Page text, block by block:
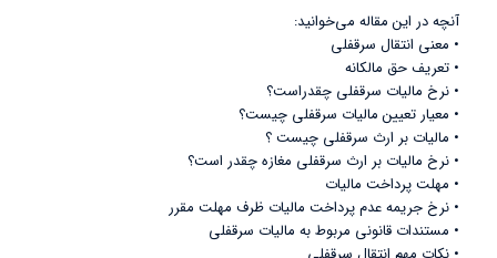
آنچه در این مقاله می‌خوانید:
• معنی انتقال سرقفلی
• تعریف حق مالکانه
• نرخ مالیات سرقفلی چقدراست؟
• معیار تعیین مالیات سرقفلی چیست؟
• مالیات بر ارث سرقفلی چیست ؟
• نرخ مالیات بر ارث سرقفلی مغازه چقدر است؟
• مهلت پرداخت مالیات
• نرخ جریمه عدم پرداخت مالیات ظرف مهلت مقرر
• مستندات قانونی مربوط به مالیات سرقفلی